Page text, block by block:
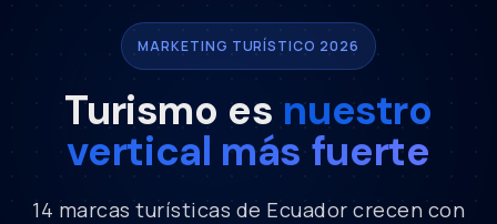
MARKETING TURÍSTICO 2026
Turismo es nuestro
vertical más fuerte
14 marcas turísticas de Ecuador crecen con